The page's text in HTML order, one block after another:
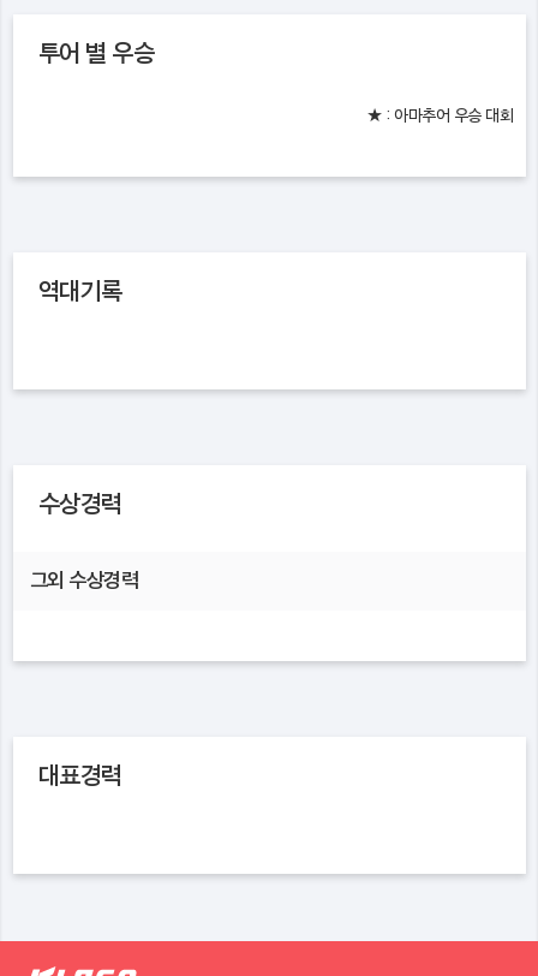
투어 별 우승
★ : 아마추어 우승 대회
역대기록
수상경력
그외 수상경력
대표경력